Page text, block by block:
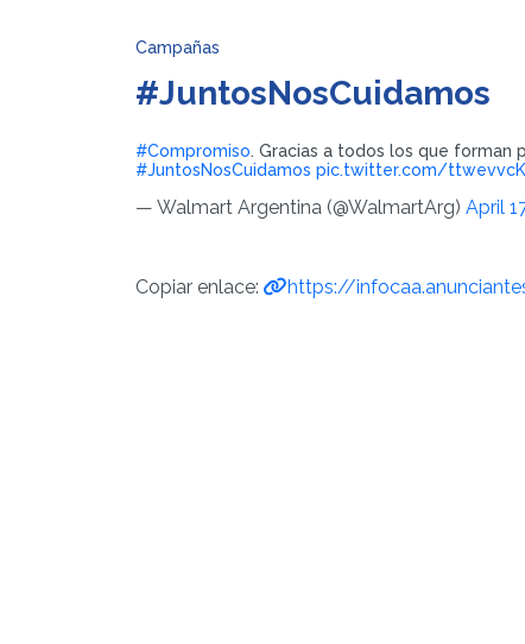
Campañas
#JuntosNosCuidamos
#Compromiso. Gracias a todos los que forman
#JuntosNosCuidamos pic.twitter.com/
— Walmart Argentina (@WalmartArg) April
Copiar enlace: https://